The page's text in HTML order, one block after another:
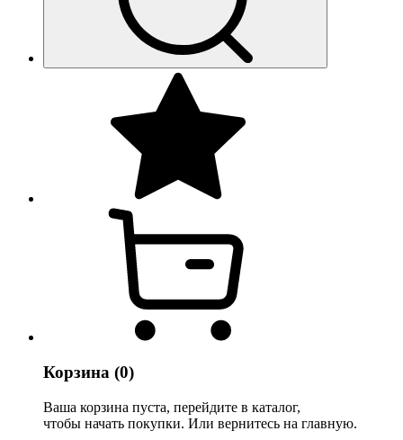
Корзина (0)
Ваша корзина пуста, перейдите в каталог,
чтобы начать покупки. Или вернитесь на главную.